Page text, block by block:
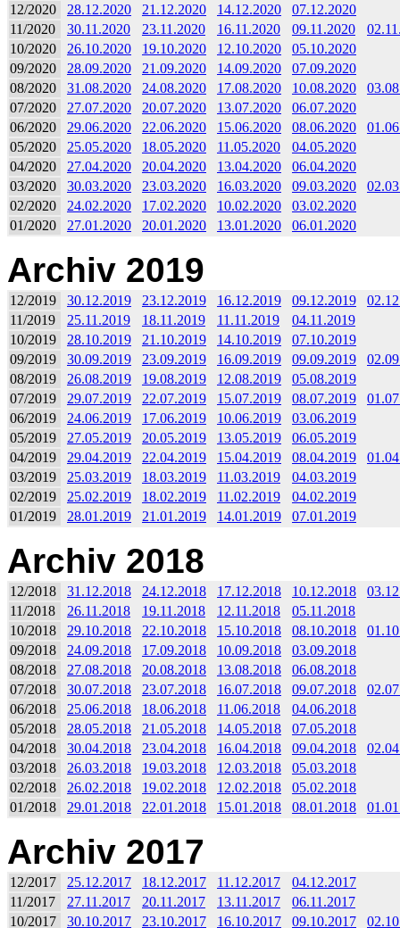
12/2020 28.12.2020 21.12.2020 14.12.2020
07.12.2020
11/2020
30.11.2020 23.11.2020 16.11.2020 09.11.2020
10/2020
26.10.2020 19.10.2020 12.10.2020
05.10.2020
09/2020
28.09.2020 21.09.2020 14.09.2020
07.09.2020
08/2020
31.08.2020 24.08.2020 17.08.2020 10.08.2020
07/2020
27.07.2020 20.07.2020 13.07.2020
06.07.2020
06/2020
29.06.2020 22.06.2020 15.06.2020 08.06.2020
05/2020
25.05.2020 18.05.2020 11.05.2020
04.05.2020
04/2020
27.04.2020 20.04.2020 13.04.2020
06.04.2020
03/2020
30.03.2020 23.03.2020 16.03.2020 09.03.2020
02/2020
24.02.2020 17.02.2020 10.02.2020
03.02.2020
01/2020
27.01.2020 20.01.2020 13.01.2020 06.01.2020
Archiv 2019
12/2019 30.12.2019 23.12.2019 16.12.2019 09.12.2019
11/2019
25.11.2019 18.11.2019 11.11.2019
04.11.2019
10/2019
28.10.2019 21.10.2019 14.10.2019
07.10.2019
09/2019
30.09.2019 23.09.2019 16.09.2019 09.09.2019
08/2019
26.08.2019 19.08.2019 12.08.2019
05.08.2019
07/2019
29.07.2019 22.07.2019 15.07.2019 08.07.2019
06/2019
24.06.2019 17.06.2019 10.06.2019
03.06.2019
05/2019
27.05.2019 20.05.2019 13.05.2019
06.05.2019
04/2019
29.04.2019 22.04.2019 15.04.2019 08.04.2019
03/2019
25.03.2019 18.03.2019 11.03.2019
04.03.2019
02/2019
25.02.2019 18.02.2019 11.02.2019
04.02.2019
01/2019
28.01.2019 21.01.2019 14.01.2019 07.01.2019
Archiv 2018
12/2018 31.12.2018 24.12.2018 17.12.2018 10.12.2018
11/2018
26.11.2018 19.11.2018 12.11.2018
05.11.2018
10/2018
29.10.2018 22.10.2018 15.10.2018 08.10.2018
09/2018
24.09.2018 17.09.2018 10.09.2018
03.09.2018
08/2018
27.08.2018 20.08.2018 13.08.2018
06.08.2018
07/2018
30.07.2018 23.07.2018 16.07.2018 09.07.2018
06/2018
25.06.2018 18.06.2018 11.06.2018
04.06.2018
05/2018
28.05.2018 21.05.2018 14.05.2018
07.05.2018
04/2018
30.04.2018 23.04.2018 16.04.2018 09.04.2018
03/2018
26.03.2018 19.03.2018 12.03.2018
05.03.2018
02/2018
26.02.2018 19.02.2018 12.02.2018
05.02.2018
01/2018
29.01.2018 22.01.2018 15.01.2018 08.01.2018
Archiv 2017
12/2017 25.12.2017 18.12.2017 11.12.2017
04.12.2017
11/2017
27.11.2017 20.11.2017 13.11.2017
06.11.2017
10/2017
30.10.2017 23.10.2017 16.10.2017 09.10.2017